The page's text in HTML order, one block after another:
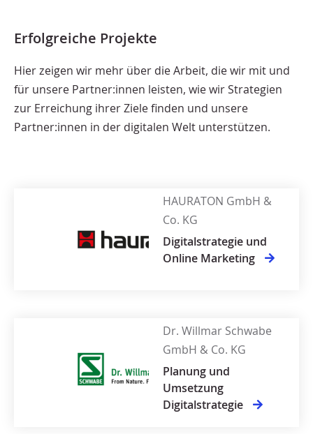
Erfolgreiche Projekte
Hier zeigen wir mehr über die Arbeit, die wir mit und
für unsere Partner:innen leisten, wie wir Strategien
zur Erreichung ihrer Ziele finden und unsere
Partner:innen in der digitalen Welt unterstützen.
HAURATON GmbH &
Co. KG
Digitalstrategie und
Online Marketing
Dr. Willmar Schwabe
GmbH & Co. KG
Planung und
Umsetzung
Digitalstrategie